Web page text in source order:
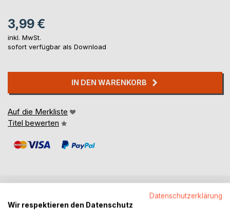
3,99 €
inkl. MwSt.
sofort verfügbar als Download
IN DEN WARENKORB
Auf die Merkliste
Titel bewerten
BESCHREIBUNG
Datenschutzerklärung
Wir respektieren den Datenschutz